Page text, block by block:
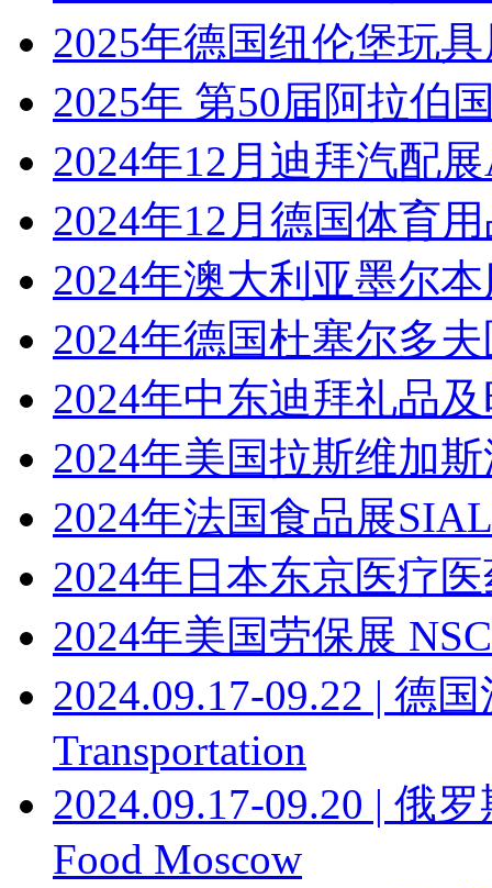
2025年德国纽伦堡玩具
2025年 第50届阿拉伯
2024年12月迪拜汽配展
2024年12月德国体育
2024年澳大利亚墨尔
2024年德国杜塞尔多
2024年中东迪拜礼品
2024年美国拉斯维加
2024年法国食品展SIAL
2024年日本东京医疗
2024年美国劳保展 NSC
2024.09.17-09.22 | 德
Transportation
2024.09.17-09.20 | 俄
Food Moscow